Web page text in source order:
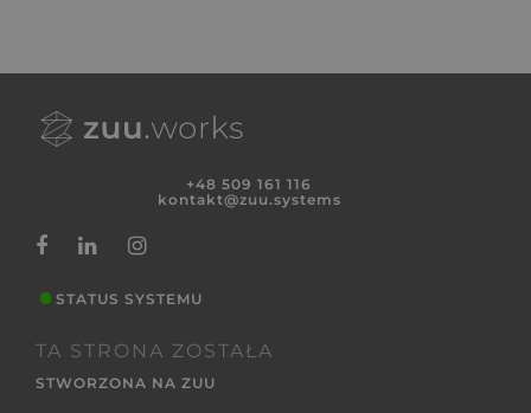
+48 509 161 116
kontakt@zuu.systems
STATUS SYSTEMU
TA STRONA ZOSTAŁA
STWORZONA NA ZUU